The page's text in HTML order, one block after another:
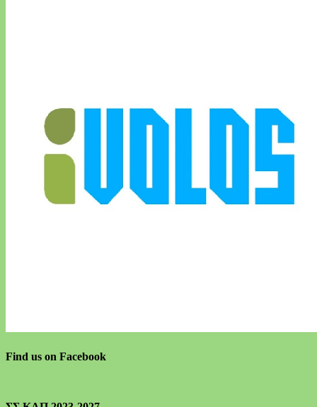
Find us on Facebook